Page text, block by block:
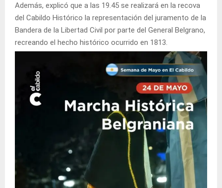
Además, explicó que a las 19.45 se realizará en la recova
del Cabildo Histórico la representación del juramento de la
Bandera de la Libertad Civil por parte del General Belgrano,
recreando el hecho histórico ocurrido en 1813.